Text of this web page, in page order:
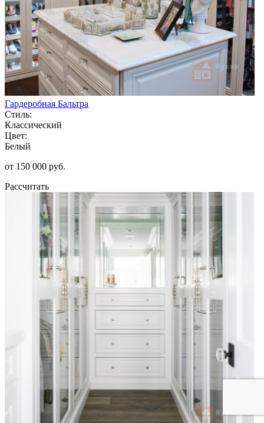
Гардеробная Бальтра
Стиль:
Классический
Цвет:
Белый
от 150 000 руб.
Рассчитать